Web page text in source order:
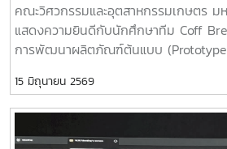
คณะวิศวกรรมและอุตสาหกรรมเกษตร ม
แสดงความยินดีกับนักศึกษาทีม Coff
การพัฒนาผลิตภัณฑ์ต้นแบบ
ภาคเหนือ ซึ่งจัดขึ้นเมื่อวันที่ 11 พฤษภาค
อำนวยการอุทยานวิทยาศาสตร์ภูมิภาค (
15 มิถุนายน 2569